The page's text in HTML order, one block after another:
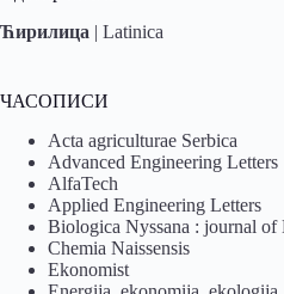
Ћирилица | Latinica
ЧАСОПИСИ
Acta agriculturae Serbica
Advanced Engineering Letters
AlfaTech
Applied Engineering Letters
Biologica Nyssana : journal of
Chemia Naissensis
Ekonomist